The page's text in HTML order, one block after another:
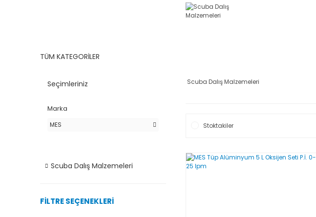
TÜM KATEGORİLER
Seçimleriniz
Marka
MES
Scuba Dalış Malzemeleri
FILTRE SEÇENEKLERI
Scuba Dalış Malzemeleri
Stoktakiler